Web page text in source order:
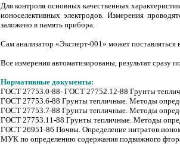
Для контроля основных качественных
ионоселективных электродов. Измерения
заложено в память прибора.
Сам анализатор «Эксперт-001» может
Все измерения автоматизированы, результат
Нормативные документы:
ГОСТ 27753.0-88- ГОСТ 27752.12-88 Грунты
ГОСТ 27753.6-88 Грунты тепличные. Методы
ГОСТ 27753.7-88 Грунты тепличные. Методы
ГОСТ 27753.11-88 Грунты тепличные. Методы
ГОСТ 26951-86 Почвы. Определение нитратов
МУК по определению содержания подвижного